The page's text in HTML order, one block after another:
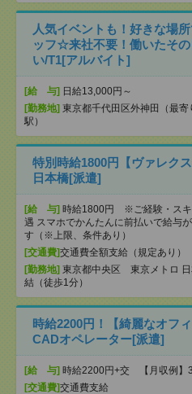
人気イベントも！好きな場
ッフ☆来社不要！働いたそ
い/T1[アルバイト]
[給 与] 日給13,000円～
[勤務地] 東京都千代田区外神田（最寄
駅）
特別時給1800円【ヴァレク
日本橋[派遣]
[給 与] 時給1800円 ※ご経験・スキ
遇 スマホでかんたんに前払いで給与
す（※上限、条件あり）
[交通費]交通費全額支給（規定あり）
[勤務地] 東京都中央区 東京メトロ 日
結（徒歩1分）
時給2200円！【綺麗なオフ
CADオペレーター[派遣]
[給 与] 時給2200円+交 【月収例】
[交通費]交通費支給